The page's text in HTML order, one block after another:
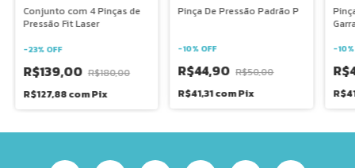
Conjunto com 4 Pinças de
Pressão Fit Laser
-23% OFF
R$139,00 R$180,00
R$127,88comPix
Pinça De Pressão Padrão P
-10% OFF
R$44,90 R$50,00
R$41,31comPix
-10